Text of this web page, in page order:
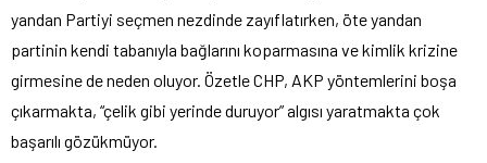
yandan Partiyi seçmen nezdinde zayıflatırken, öte yandan
partinin kendi tabanıyla bağlarını koparmasına ve kimlik krizine
girmesine de neden oluyor. Özetle CHP, AKP yöntemlerini boşa
çıkarmakta, “çelik gibi yerinde duruyor” algısı yaratmakta çok
başarılı gözükmüyor.